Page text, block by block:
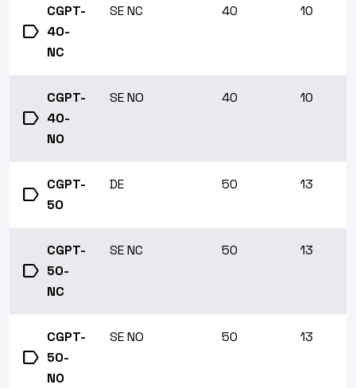
label
CGPT-
40-
NC
SE NC 40 10
label
CGPT-
40-
NO
SE NO 40 10
label CGPT-
50
DE 50 13
label
CGPT-
50-
NC
SE NC 50 13
label
CGPT-
50-
NO
SE NO 50 13